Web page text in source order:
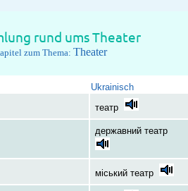
rund ums Theater
zum Thema: Theater
Ukrainisch
театр
державний театр
міський театр